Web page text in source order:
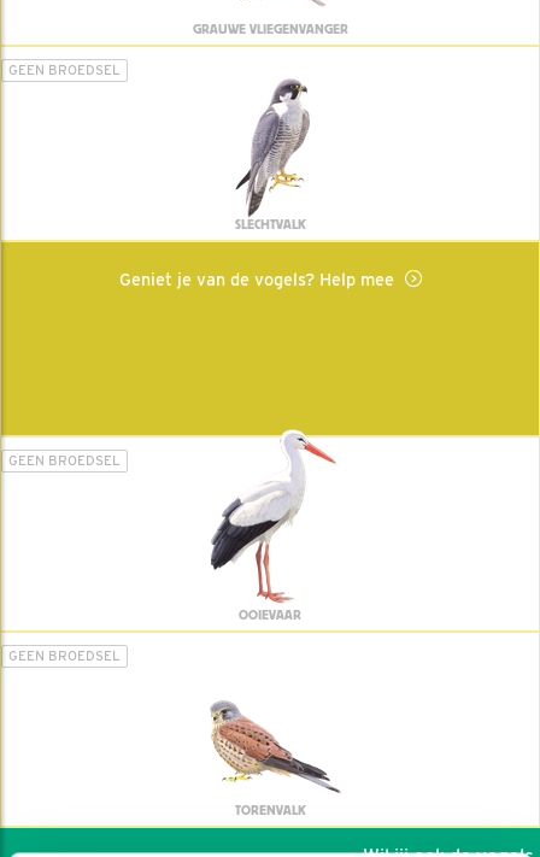
GRAUWE VLIEGENVANGER
GEEN BROEDSEL
SLECHTVALK
Geniet je van de vogels? Help mee
GEEN BROEDSEL
OOIEVAAR
GEEN BROEDSEL
TORENVALK